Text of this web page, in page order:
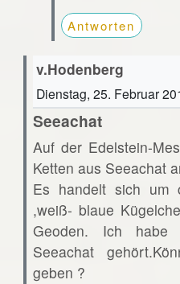
Antworten
v.Hodenberg
Dienstag, 25. Februar
Seeachat
Auf der Edelstein-
Ketten aus Seeachat
Es handelt sich um
,weiß- blaue
Geoden. Ich
Seeachat
geben ?